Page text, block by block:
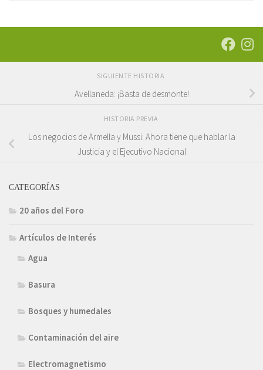
SIGUIENTE HISTORIA
Avellaneda: ¡Basta de desmonte!
HISTORIA PREVIA
Los negocios de Armella y Mussi: Ahora tiene que hablar la
Justicia y el Ejecutivo Nacional
CATEGORÍAS
20 años del Foro
Artículos de Interés
Agua
Basura
Bosques y humedales
Contaminación del aire
Electromagnetismo